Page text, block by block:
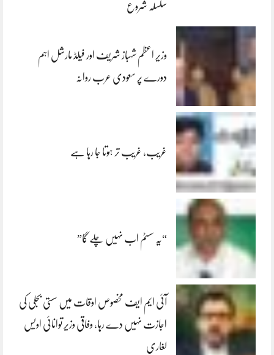
سلسلہ شروع
وزیر اعظم شہباز شریف اور فیلڈ مارشل اہم
دورے پر سعودی عرب روانہ
غریب، غریب تر ہوتا جا رہا ہے
“یہ سسٹم اب نہیں چلے گا”
آئی ایم ایف مخصوص اوقات میں سستی بجلی کی
اجازت نہیں دے رہا، وفاقی وزیر توانائی اویس
لغاری